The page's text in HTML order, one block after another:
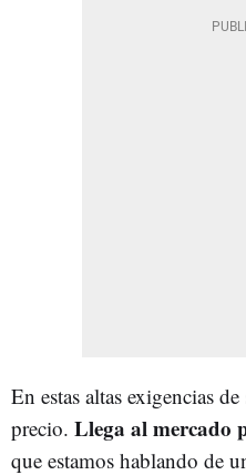
En estas altas exigencias
precio. Llega al mercado
que estamos hablando de